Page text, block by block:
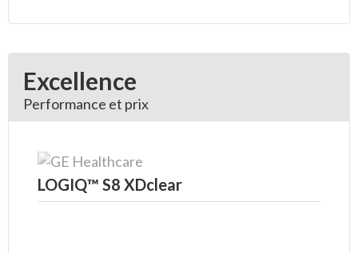
Excellence
Performance et prix
LOGIQ™ S8 XDclear